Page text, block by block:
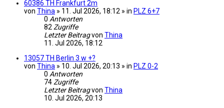
60386 TH Frankfurt 2m
von Thina » 11. Jul 2026, 18:12 » in PLZ 6+7
0 Antworten
82 Zugriffe
Letzter Beitragvon Thina
11. Jul 2026, 18:12
13057 TH Berlin 3 w +?
von Thina » 10. Jul 2026, 20:13 » in PLZ 0-2
0 Antworten
74 Zugriffe
Letzter Beitragvon Thina
10. Jul 2026, 20:13